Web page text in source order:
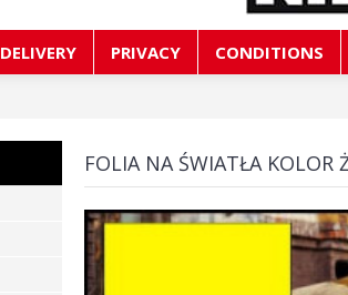
DELIVERY PRIVACY CONDITIONS
FOLIA NA ŚWIATŁA KOLOR